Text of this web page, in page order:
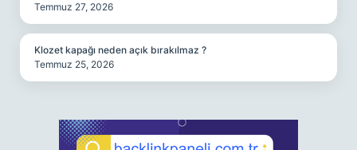
Temmuz 27, 2026
Klozet kapağı neden açık bırakılmaz ?
Temmuz 25, 2026